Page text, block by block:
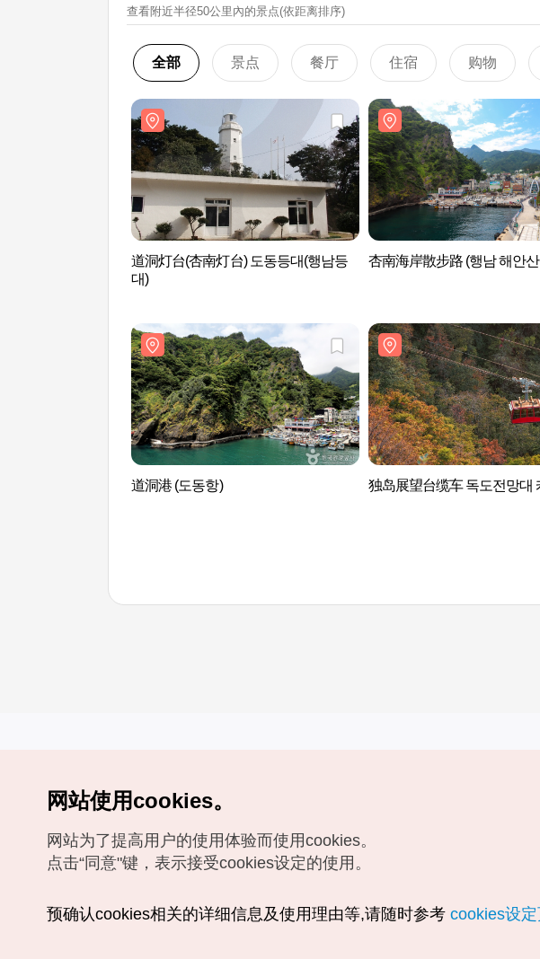
查看附近半径50公里內的景点(依距离排序)
全部 景点 餐厅 住宿 购物
道洞灯台(杏南灯台) 도동등대(행남등
대)
杏南海岸散步路 (행남 해안
道洞港 (도동항) 独岛展望台缆车 독도전망대
数
如有相关疑问或建议，欢迎来信。VISITKOREA官方邮箱
chnsim@knto.or.kr
网站使用cookies。
网站为了提高用户的使用体验而使用cookies。
点击“同意"键，表示接受cookies设定的使用。
预确认cookies相关的详细信息及使用理由等,请随时参考 cookies设定